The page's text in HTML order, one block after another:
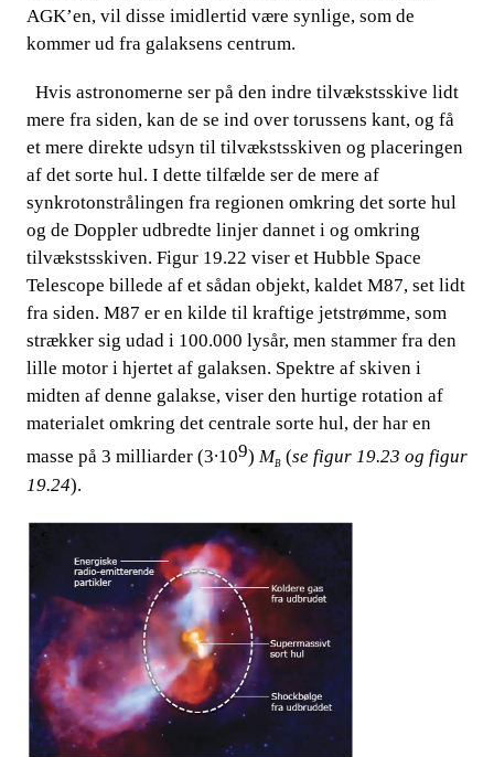
AGK’en, vil disse imidlertid være synlige, som de
kommer ud fra galaksens centrum.
​​​​ Hvis astronomerne ser på den indre tilvækstsskive lidt
mere fra siden, kan de se ind​​ over torussens kant, og få
et mere direkte udsyn til tilvækstsskiven og placeringen
af det sorte hul. I dette tilfælde ser de mere af
synkrotonstrålingen fra regionen omkring det sorte hul
og de Doppler udbredte linjer dannet i og omkring
tilvækstsskiven.​​ Figur 19.22 viser et Hubble Space
Telescope billede af et sådan objekt, kaldet M87, set lidt
fra siden. M87 er en kilde til kraftige jetstrømme, som
strækker sig udad i 100.000 lysår, men stammer fra den
lille motor i hjertet af galaksen. Spektre af skiven ​​ i
midten af denne galakse, viser den hurtige rotation af
materialet omkring det centrale sorte hul, der har en
masse på 3 milliarder (3∙109)​​ MB ​​ (se figur 19.23 og figur
19.24).